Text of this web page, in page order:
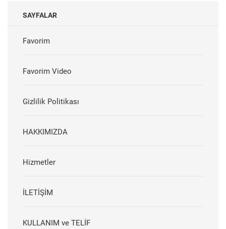
SAYFALAR
Favorim
Favorim Video
Gizlilik Politikası
HAKKIMIZDA
Hizmetler
İLETİŞİM
KULLANIM ve TELİF